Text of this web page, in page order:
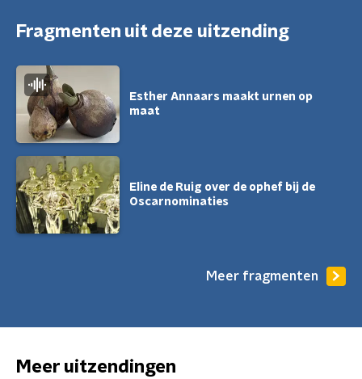
Fragmenten uit deze uitzending
Esther Annaars maakt urnen op
maat
Eline de Ruig over de ophef bij de
Oscarnominaties
Meer fragmenten
Meer uitzendingen